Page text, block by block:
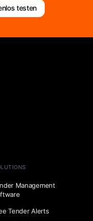
testen
Management
Tender Alerts